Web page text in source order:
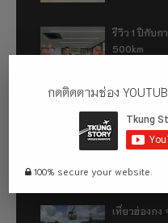
รีวิว 1 ปีกับก
500km
เที่ยวฮ่องกง
เที่ยวฮ่องกง
กดติดตามช่อง
100% secure your website.